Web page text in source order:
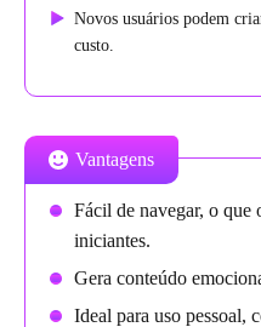
Novos usuários podem
custo.
Vantagens
Fácil de navegar, o que
iniciantes.
Gera conteúdo
Ideal para uso pessoal,